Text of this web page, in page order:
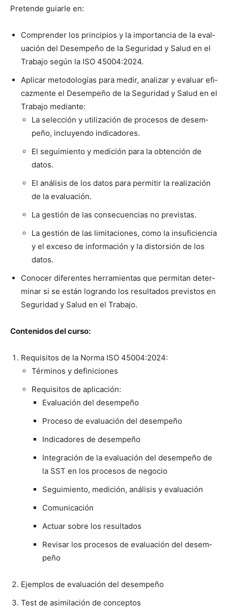
Pre­tende guiar­le en:
Com­pren­der los prin­ci­p­ios y la impor­tan­cia de la eval­
u­ación del Desem­peño de la Seguri­dad y Salud en el
Tra­ba­jo según la ISO 45004:2024.
Aplicar metodologías para medir, analizar y eval­u­ar efi­
caz­mente el Desem­peño de la Seguri­dad y Salud en el
Tra­ba­jo medi­ante:
La selec­ción y uti­lización de pro­ce­sos de desem­
peño, incluyen­do indi­cadores.
El seguimien­to y medición para la obten­ción de
datos.
El análi­sis de los datos para per­mi­tir la real­ización
de la eval­u­ación.
La gestión de las con­se­cuen­cias no pre­vis­tas.
La gestión de las lim­ita­ciones, como la insu­fi­cien­cia
y el exce­so de infor­ma­ción y la dis­tor­sión de los
datos.
Cono­cer difer­entes her­ramien­tas que per­mi­tan deter­
mi­nar si se están logran­do los resul­ta­dos pre­vis­tos en
Seguri­dad y Salud en el Tra­ba­jo.
Con­tenidos del cur­so:
Req­ui­si­tos de la Nor­ma ISO 45004:2024:
Tér­mi­nos y defini­ciones
Req­ui­si­tos de apli­cación:
Eval­u­ación del desem­peño
Pro­ce­so de eval­u­ación del desem­peño
Indi­cadores de desem­peño
Inte­gración de la eval­u­ación del desem­peño de
la SST en los pro­ce­sos de nego­cio
Seguimien­to, medición, análi­sis y eval­u­ación
Comu­ni­cación
Actu­ar sobre los resul­ta­dos
Revis­ar los pro­ce­sos de eval­u­ación del desem­
peño
Ejem­p­los de eval­u­ación del desem­peño
Test de asim­i­lación de con­cep­tos